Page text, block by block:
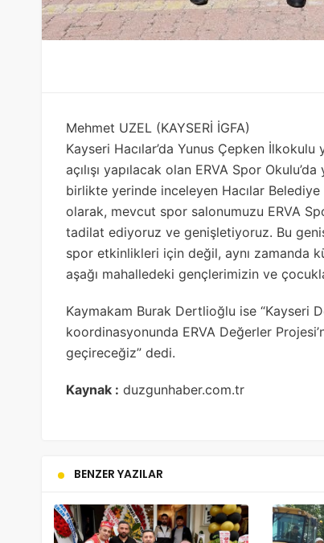
Mehmet UZEL (KAYSERİ İGFA)
Kayseri Hacılar’da Yunus Çepken
açılışı yapılacak olan ERVA Spor
birlikte yerinde inceleyen Hacılar
olarak, mevcut spor salonumuzu ERVA
tadilat ediyoruz ve genişletiyoruz. Bu
spor etkinlikleri için değil, aynı zamanda
aşağı mahalledeki gençlerimizin ve
Kaymakam Burak Dertlioğlu ise “Kayseri
koordinasyonunda ERVA Değerler
geçireceğiz” dedi.
Kaynak : duzgunhaber.com.tr
BENZER YAZILAR